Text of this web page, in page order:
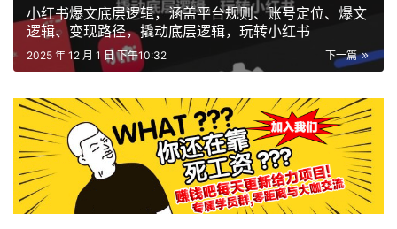
小红书爆文底层逻辑，涵盖平台规则、账号定位、爆文
逻辑、变现路径，撬动底层逻辑，玩转小红书
下一篇
2025 年 12 月 1 日 下午10:32